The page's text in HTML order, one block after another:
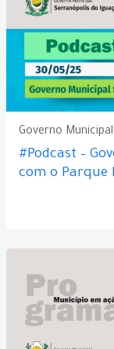
Governo Municipal
#Podcast –
com o Parque